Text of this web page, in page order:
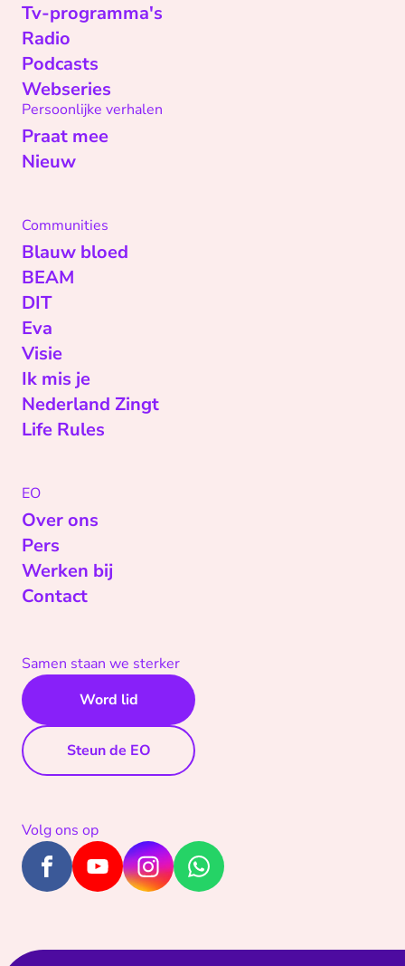
Tv-programma's
Radio
Podcasts
Webseries
Persoonlijke verhalen
Praat mee
Nieuw
Communities
Blauw bloed
BEAM
DIT
Eva
Visie
Ik mis je
Nederland Zingt
Life Rules
EO
Over ons
Pers
Werken bij
Contact
Samen staan we sterker
Word lid
Steun de EO
Volg ons op